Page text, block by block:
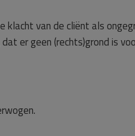
klacht van de cliënt als
er geen (rechts)grond is